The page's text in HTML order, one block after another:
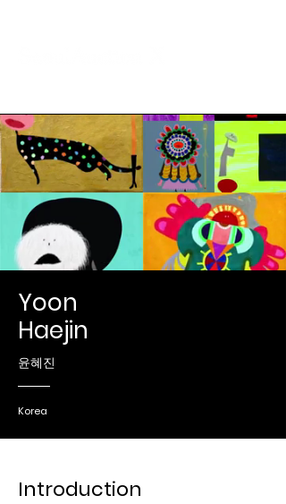
Yoon
Haejin
​윤혜진
Korea
Introduction